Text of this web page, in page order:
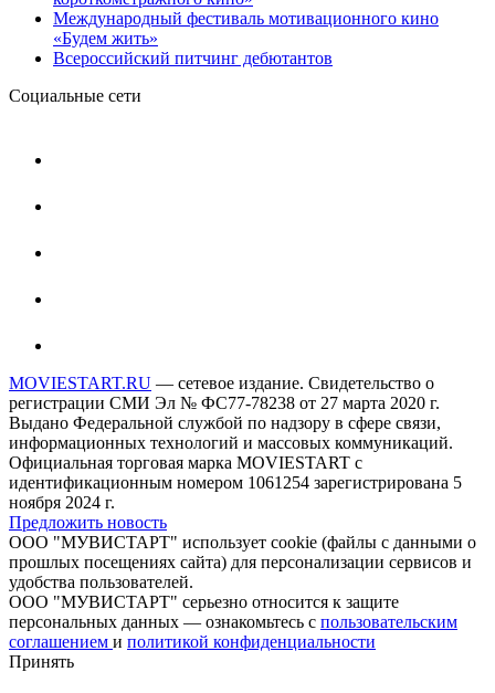
Международный фестиваль мотивационного кино
«Будем жить»
Всероссийский питчинг дебютантов
Социальные сети
MOVIESTART.RU — сетевое издание. Свидетельство о
регистрации СМИ Эл № ФС77-78238 от 27 марта 2020 г.
Выдано Федеральной службой по надзору в сфере связи,
информационных технологий и массовых коммуникаций.
Официальная торговая марка MOVIESTART с
идентификационным номером 1061254 зарегистрирована 5
ноября 2024 г.
Предложить новость
ООО "МУВИСТАРТ" использует cookie (файлы с данными о
прошлых посещениях сайта) для персонализации сервисов и
удобства пользователей.
ООО "МУВИСТАРТ" серьезно относится к защите
персональных данных — ознакомьтесь с пользовательским
соглашением и политикой конфиденциальности
Принять